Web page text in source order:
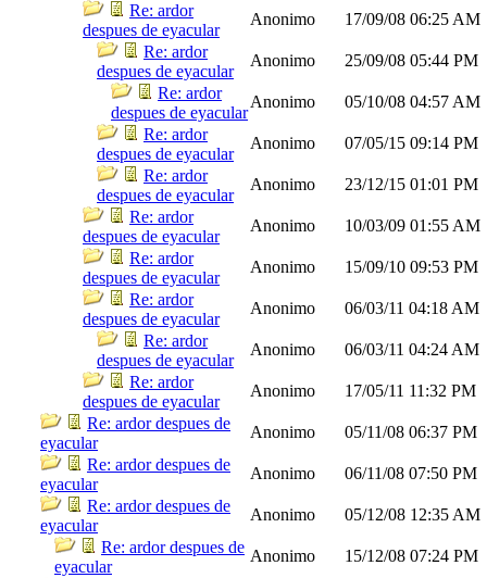
Re: ardor
despues de eyacular
Anonimo 17/09/08 06:25 AM
Re: ardor
despues de eyacular
Anonimo 25/09/08 05:44 PM
Re: ardor
despues de eyacular
Anonimo 05/10/08 04:57 AM
Re: ardor
despues de eyacular
Anonimo 07/05/15 09:14 PM
Re: ardor
despues de eyacular
Anonimo 23/12/15 01:01 PM
Re: ardor
despues de eyacular
Anonimo 10/03/09 01:55 AM
Re: ardor
despues de eyacular
Anonimo 15/09/10 09:53 PM
Re: ardor
despues de eyacular
Anonimo 06/03/11 04:18 AM
Re: ardor
despues de eyacular
Anonimo 06/03/11 04:24 AM
Re: ardor
despues de eyacular
Anonimo 17/05/11 11:32 PM
Re: ardor despues de
eyacular
Anonimo 05/11/08 06:37 PM
Re: ardor despues de
eyacular
Anonimo 06/11/08 07:50 PM
Re: ardor despues de
eyacular
Anonimo 05/12/08 12:35 AM
Re: ardor despues de
eyacular
Anonimo 15/12/08 07:24 PM